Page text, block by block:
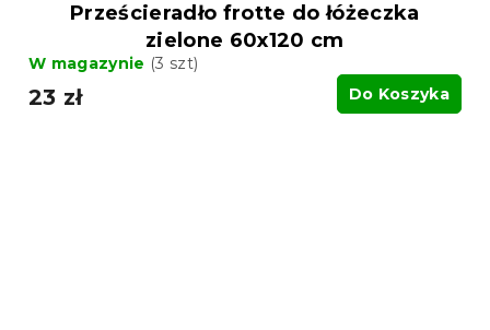
Prześcieradło frotte do łóżeczka
zielone 60x120 cm
W magazynie (3 szt)
23 zł Do Koszyka